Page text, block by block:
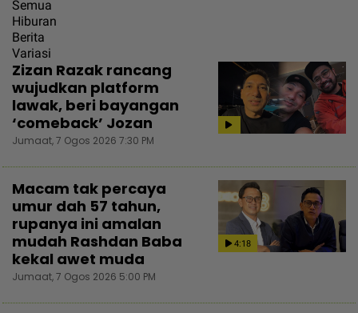
Semua
Hiburan
Berita
Variasi
Zizan Razak rancang
wujudkan platform
lawak, beri bayangan
‘comeback’ Jozan
Jumaat, 7 Ogos 2026 7:30 PM
4:18
Macam tak percaya
umur dah 57 tahun,
rupanya ini amalan
mudah Rashdan Baba
kekal awet muda
Jumaat, 7 Ogos 2026 5:00 PM